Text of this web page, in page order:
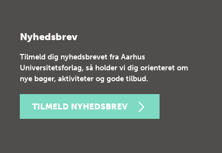
Nyhedsbrev
Tilmeld dig nyhedsbrevet fra Aarhus
Universitetsforlag, så holder vi dig orienteret om
nye bøger, aktiviteter og gode tilbud.
TILMELD NYHEDSBREV